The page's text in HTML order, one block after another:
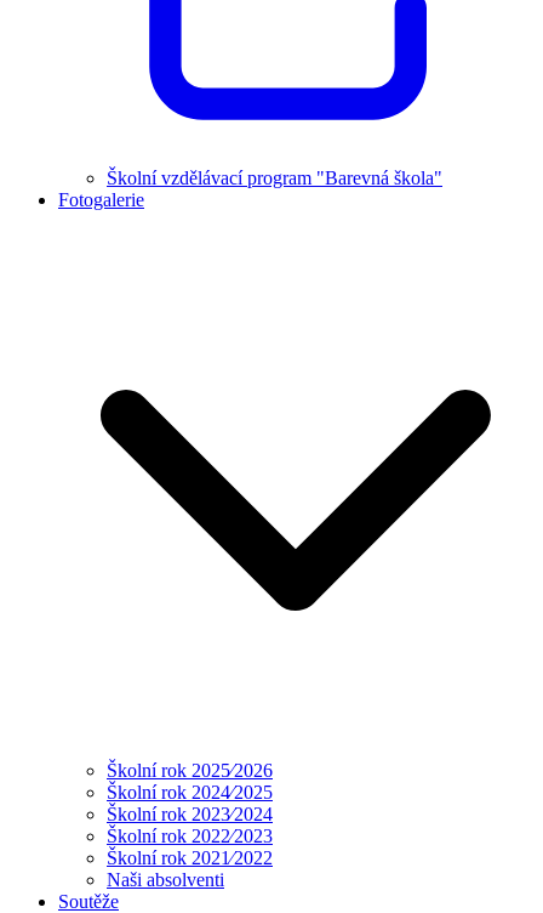
Školní vzdělávací program "Barevná škola"
Fotogalerie
Školní rok 2025⁄2026
Školní rok 2024⁄2025
Školní rok 2023⁄2024
Školní rok 2022⁄2023
Školní rok 2021⁄2022
Naši absolventi
Soutěže